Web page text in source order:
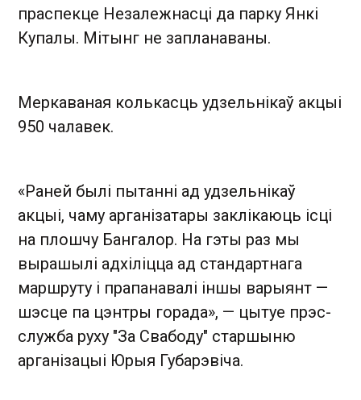
праспекце Незалежнасці да парку Янкі
Купалы. Мітынг не запланаваны.
Меркаваная колькасць удзельнікаў акцыі
950 чалавек.
«Раней былі пытанні ад удзельнікаў
акцыі, чаму арганізатары заклікаюць ісці
на плошчу Бангалор. На гэты раз мы
вырашылі адхіліцца ад стандартнага
маршруту і прапанавалі іншы варыянт —
шэсце па цэнтры горада», — цытуе прэс-
служба руху "За Свабоду" старшыню
арганізацыі Юрыя Губарэвіча.